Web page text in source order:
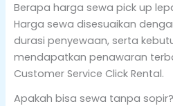
Berapa harga sewa pick up
Harga sewa disesuaikan
durasi penyewaan, serta
mendapatkan penawaran
Customer Service Click Rental.
Apakah bisa sewa tanpa sopir?